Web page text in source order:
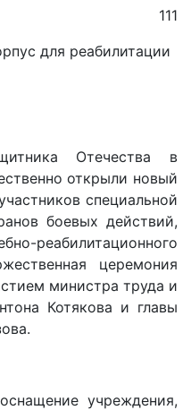
111
Отечества в
открыли новый
специальной
боевых действий,
реабилитационного
церемония
министра труда и
Котякова и главы
учреждения,